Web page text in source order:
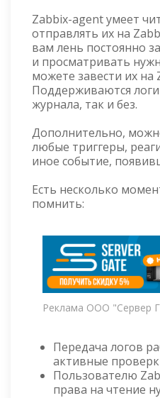
Zabbix-agent умеет
отправлять их на
вам лень постоянно
и просматривать
можете завести их на
Поддерживаются
журнала, так и без.
Дополнительно,
любые триггеры,
иное событие,
Есть несколько
помнить:
Реклама ООО "Сервер
Передача логов
активные
Пользователю
права на чтение